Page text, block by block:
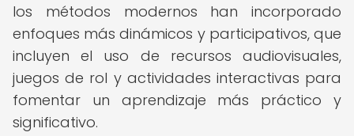
los métodos modernos han incorporado
enfoques más dinámicos y participativos, que
incluyen el uso de recursos audiovisuales,
juegos de rol y actividades interactivas para
fomentar un aprendizaje más práctico y
significativo.